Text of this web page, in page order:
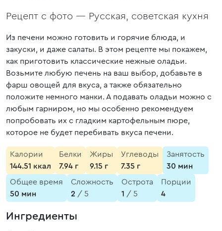
Рецепт с фото — Русская, советская кухня
Из печени можно готовить и горячие блюда, и
закуски, и даже салаты. В этом рецепте мы покажем,
как приготовить классические нежные оладьи.
Возьмите любую печень на ваш выбор, добавьте в
фарш овощей для вкуса, а также обязательно
положите немного манки. А подавать оладьи можно с
любым гарниром, но мы особенно рекомендуем
попробовать их с гладким картофельным пюре,
которое не будет перебивать вкуса печени.
Калории
144.51 ккал
Белки
7.94 г
Жиры
9.15 г
Углеводы
7.35 г
Занятость
30 мин
Общее время
50 мин
Сложность
2 / 5
Острота
1 / 5
Порции
4
Ингредиенты